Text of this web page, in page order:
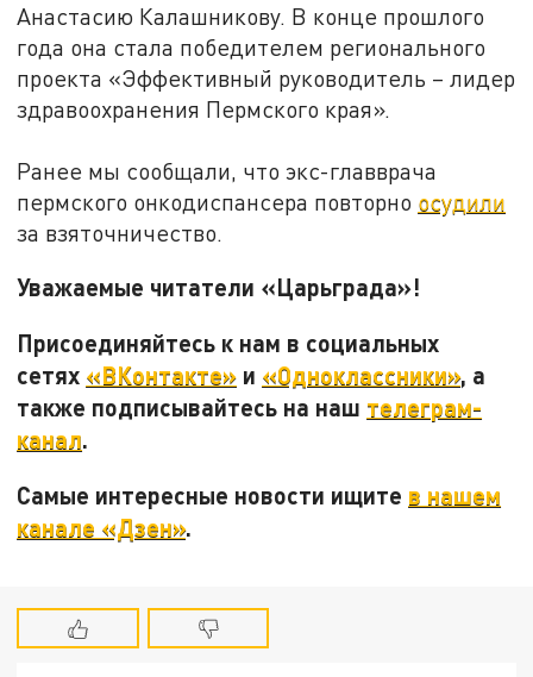
Анастасию Калашникову. В конце прошлого
года она стала победителем регионального
проекта «Эффективный руководитель – лидер
здравоохранения Пермского края».
Ранее мы сообщали, что экс-главврача
пермского онкодиспансера повторно осудили
за взяточничество.
Уважаемые читатели «Царьграда»!
Присоединяйтесь к нам в социальных
сетях «ВКонтакте» и «Одноклассники», а
также подписывайтесь на наш телеграм-
канал.
Самые интересные новости ищите в нашем
канале «Дзен».